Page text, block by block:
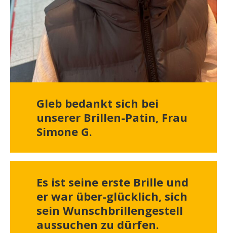
Gleb bedankt sich bei
unserer Brillen-Patin, Frau
Simone G.
Es ist seine erste Brille und
er war über-glücklich, sich
sein Wunschbrillengestell
aussuchen zu dürfen.